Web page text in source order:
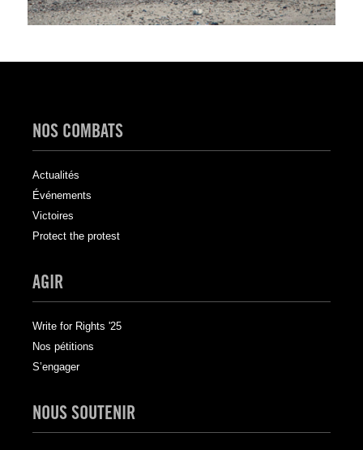
NOS COMBATS
Actualités
Événements
Victoires
Protect the protest
AGIR
Write for Rights '25
Nos pétitions
S’engager
NOUS SOUTENIR